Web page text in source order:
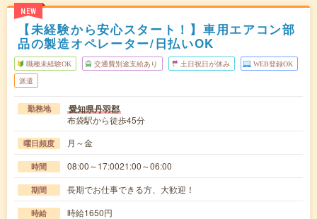
NEW
【未経験から安心スタート！】車用エアコン部
品の製造オペレーター/日払いOK
職種未経験OK 交通費別途支給あり 土日祝日が休み WEB登録OK
派遣
勤務地 愛知県丹羽郡
布袋駅から徒歩45分
曜日頻度 月～金
時間 08:00～17:0021:00～06:00
期間 長期でお仕事できる方、大歓迎！
時給 時給1650円